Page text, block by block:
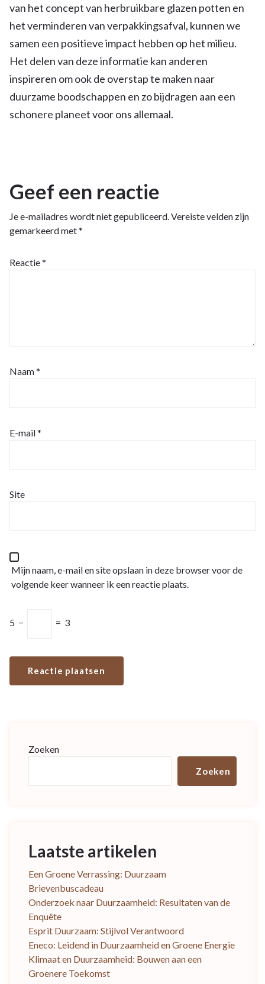
van het concept van herbruikbare glazen potten en
het verminderen van verpakkingsafval, kunnen we
samen een positieve impact hebben op het milieu.
Het delen van deze informatie kan anderen
inspireren om ook de overstap te maken naar
duurzame boodschappen en zo bijdragen aan een
schonere planeet voor ons allemaal.
Geef een reactie
Je e-mailadres wordt niet gepubliceerd. Vereiste velden zijn
gemarkeerd met*
Reactie*
Naam*
E-mail*
Site
Mijn naam, e-mail en site opslaan in deze browser voor de
volgende keer wanneer ik een reactie plaats.
5 − = 3
Zoeken
Zoeken
Laatste artikelen
Een Groene Verrassing: Duurzaam
Brievenbuscadeau
Onderzoek naar Duurzaamheid: Resultaten van de
Enquête
Esprit Duurzaam: Stijlvol Verantwoord
Eneco: Leidend in Duurzaamheid en Groene Energie
Klimaat en Duurzaamheid: Bouwen aan een
Groenere Toekomst